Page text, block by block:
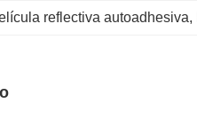
reflectiva autoadhesiva,